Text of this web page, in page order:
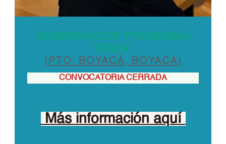
COORDINADOR PROGRAMA
"CREA"
(PTO. BOYACÁ, BOYACÁ)
CONVOCATORIA CERRADA
Más información aquí